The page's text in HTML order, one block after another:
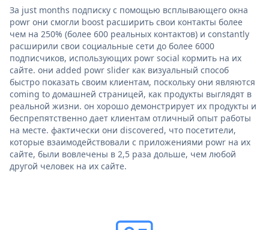
За just months подписку с помощью всплывающего окна
powr они смогли boost расширить свои контакты более
чем на 250% (более 600 реальных контактов) и constantly
расширили свои социальные сети до более 6000
подписчиков, использующих powr social кормить на их
сайте. они added powr slider как визуальный способ
быстро показать своим клиентам, поскольку они являются
coming to домашней страницей, как продукты выглядят в
реальной жизни. он хорошо демонстрирует их продукты и
беспрепятственно дает клиентам отличный опыт работы
на месте. фактически они discovered, что посетители,
которые взаимодействовали с приложениями powr на их
сайте, были вовлечены в 2,5 раза дольше, чем любой
другой человек на их сайте.